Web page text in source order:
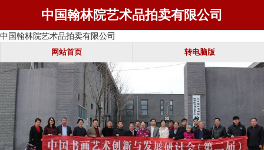
中国翰林院艺术品拍卖有限公司
中国翰林院艺术品拍卖有限公司
网站首页 转电脑版